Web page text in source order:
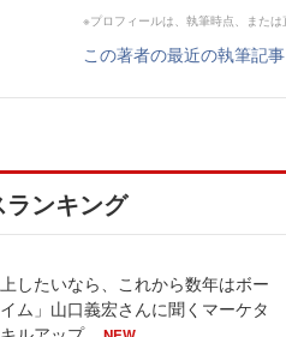
※プロフィールは、執筆時点、また
この著者の最近の執筆記事
ランキング
上したいなら、これから数年はボー
ム」山口義宏さんに聞くマーケタ